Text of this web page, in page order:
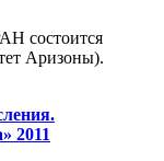
состоится
Аризоны).
2011